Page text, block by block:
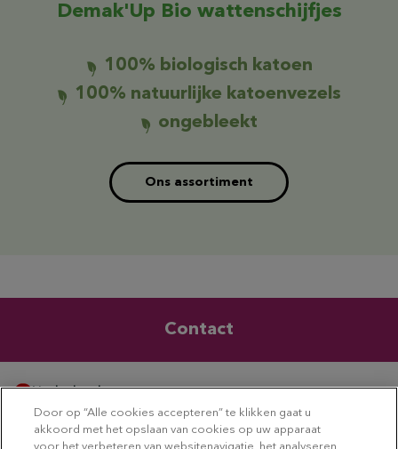
Demak'Up Bio wattenschijfjes
100% biologisch katoen
100% natuurlijke katoenvezels
ongebleekt
Ons assortiment
Contact
Nederland
Disclaimer Privacybeleid Cookiebeleid
Social media beleid Sitemap Cookievoorkeuren
Door op “Alle cookies accepteren” te klikken gaat u
akkoord met het opslaan van cookies op uw apparaat